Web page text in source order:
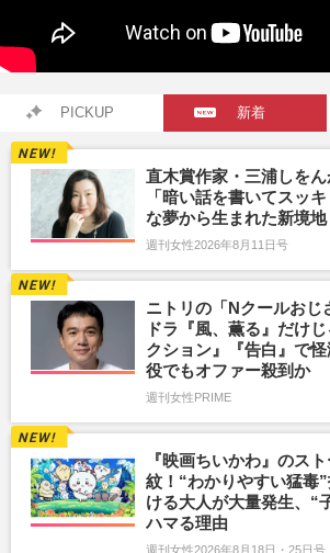
PICKUP 新着
直木賞作家・三浦しを
「暗い話を書いてスッ
な夢から生まれた新境地
週刊女性2026年8月11日号
ニトリの「Nクールおじ
ドラ『風、薫る』だけ
クション』『告白』で
役でもオファー殺到か
週刊女性PRIME
『映画ちいかわ』のス
紋！“わかりやすい猛毒
ける大人が大量発生、“
ハマる理由
週刊女性2026年8月18日・25日号